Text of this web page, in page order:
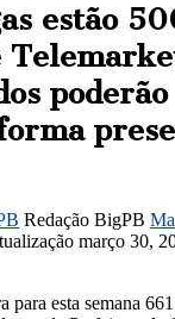
estão
Redação BigPB
março 30,
para esta semana